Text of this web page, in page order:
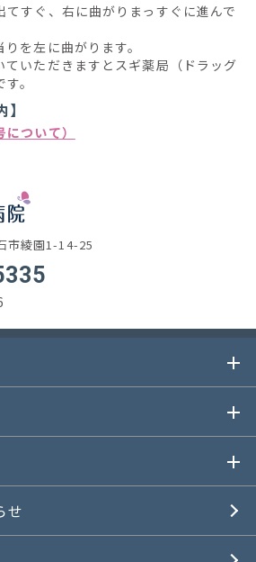
てすぐ、右に曲がりまっすぐに進んで
を左に曲がります。
ていただきますとスギ薬局（ドラッグ
。
ついて）
市綾園1-14-25
せ